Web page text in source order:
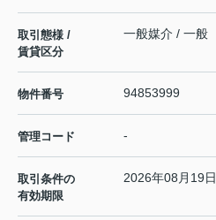
取引態様 /
賃貸区分
一般媒介 / 一般
物件番号 94853999
管理コード -
取引条件の
有効期限
2026年08月19日